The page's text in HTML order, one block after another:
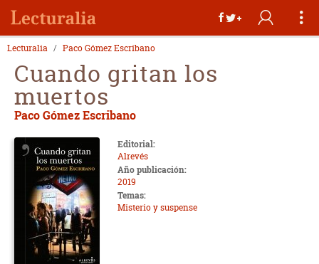
Lecturalia Paco Gómez Escribano
Cuando gritan los
muertos
Paco Gómez Escribano
Editorial:
Alrevés
Año publicación:
2019
Temas:
Misterio y suspense